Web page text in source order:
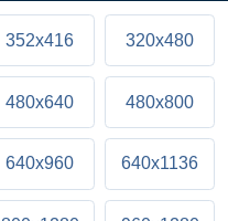
352x416 320x480
480x640 480x800
640x960 640x1136